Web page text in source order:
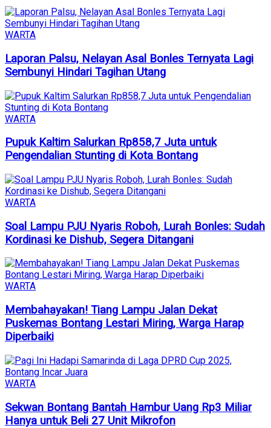
WARTA
Laporan Palsu, Nelayan Asal Bonles Ternyata Lagi
Sembunyi Hindari Tagihan Utang
WARTA
Pupuk Kaltim Salurkan Rp858,7 Juta untuk
Pengendalian Stunting di Kota Bontang
WARTA
Soal Lampu PJU Nyaris Roboh, Lurah Bonles: Sudah
Kordinasi ke Dishub, Segera Ditangani
WARTA
Membahayakan! Tiang Lampu Jalan Dekat
Puskemas Bontang Lestari Miring, Warga Harap
Diperbaiki
WARTA
Sekwan Bontang Bantah Hambur Uang Rp3 Miliar
Hanya untuk Beli 27 Unit Mikrofon